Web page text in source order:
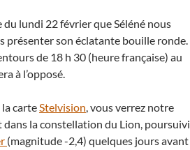
du lundi 22 février que Séléné nous
présenter son éclatante bouille ronde.
de 18 h 30 (heure française) au
à l’opposé.
carteStelvision, vous verrez notre
la constellation du Lion, poursuivi
(magnitude -2,4) quelques jours avant